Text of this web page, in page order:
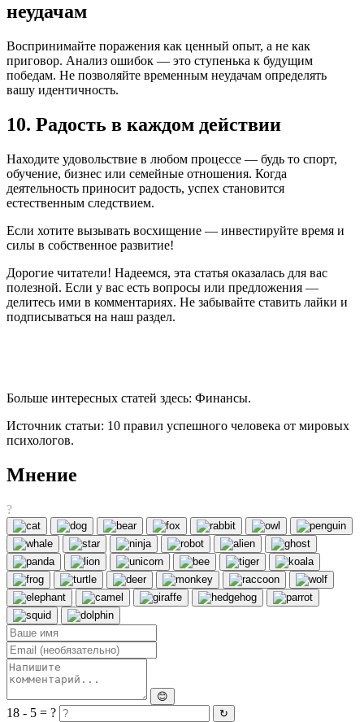
неудачам
Воспринимайте поражения как ценный опыт, а не как
приговор. Анализ ошибок — это ступенька к будущим
победам. Не позволяйте временным неудачам определять
вашу идентичность.
10. Радость в каждом действии
Находите удовольствие в любом процессе — будь то спорт,
обучение, бизнес или семейные отношения. Когда
деятельность приносит радость, успех становится
естественным следствием.
Если хотите вызывать восхищение — инвестируйте время и
силы в собственное развитие!
Дорогие читатели! Надеемся, эта статья оказалась для вас
полезной. Если у вас есть вопросы или предложения —
делитесь ими в комментариях. Не забывайте ставить лайки и
подписываться на наш раздел.
Больше интересных статей здесь: Финансы.
Источник статьи: 10 правил успешного человека от мировых
психологов.
Мнение
?
😊
18 - 5 = ? ↻